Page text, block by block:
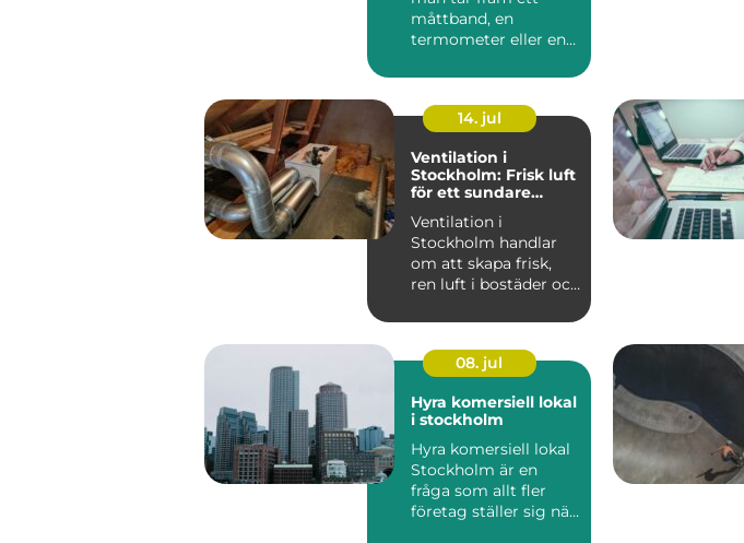
måttband, en
termometer eller en
värde....
14. jul
Ventilation i
Stockholm: Frisk luft
för ett sundare
Ventilation i
Stockholm handlar
om att skapa frisk,
ren luft i bostäder och
moder...
08. jul
Hyra komersiell lokal
i stockholm
Hyra komersiell lokal
Stockholm är en
fråga som allt fler
företag ställer sig när